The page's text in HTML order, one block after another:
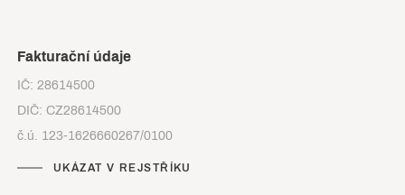
Fakturační údaje
IČ: 28614500
DIČ: CZ28614500
č.ú. 123-1626660267/0100
UKÁZAT V REJSTŘÍKU